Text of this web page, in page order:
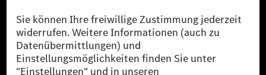
* Inkl. EKOenergy Ökolabel
* Die angegebenen Werte wurden nach dem vorgeschriebenen
Messverfahren WLTP (Worldwide harmonised Light vehicles Test
Procedure) ermittelt. Die angegebenen Spannweiten beziehen sich auf
den europäischen Markt. Der Energieverbrauch und der CO₂-Ausstoß